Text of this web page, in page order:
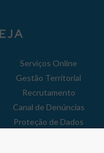
Serviços Online
Gestão Territorial
Recrutamento
Canal de Denúncias
Proteção de Dados